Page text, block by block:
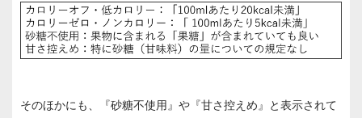
そのほかにも、『砂糖不使用』や『甘さ控えめ』と表示されて